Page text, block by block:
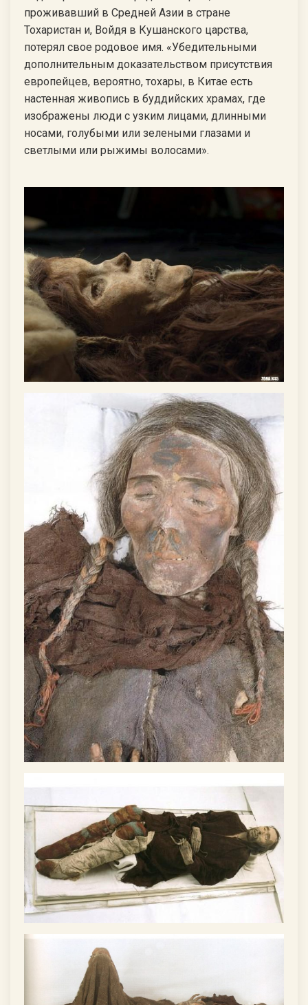
проживавший в Средней Азии в стране
Тохаристан и, Войдя в Кушанского царства,
потерял свое родовое имя. «Убедительными
дополнительным доказательством присутствия
европейцев, вероятно, тохары, в Китае есть
настенная живопись в буддийских храмах, где
изображены люди с узким лицами, длинными
носами, голубыми или зелеными глазами и
светлыми или рыжимы волосами».